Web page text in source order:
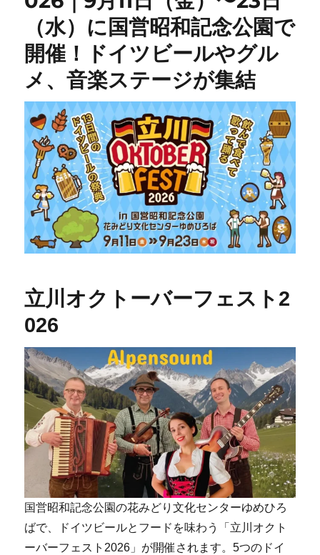
（水）に国営昭和記念公園で
開催！ドイツビールやグル
メ、音楽ステージが集結
立川オクトーバーフェスト2
026
国営昭和記念公園の花みどり文化センターゆめひろ
ばで、ドイツビールとフードを味わう「立川オクト
ーバーフェスト2026」が開催されます。5つのドイ